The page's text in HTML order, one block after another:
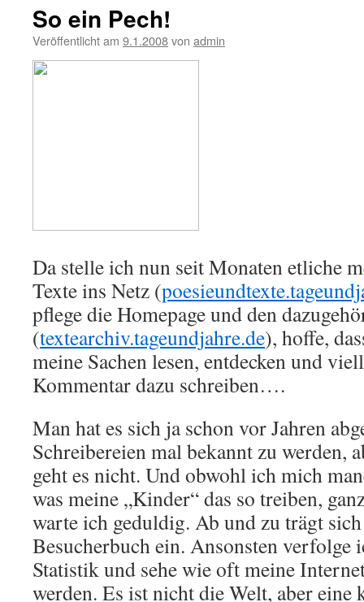
So ein Pech!
Veröffentlicht am 9.1.2008von admin
Da stelle ich nun seit Monaten etliche
Texte ins Netz (
pflege die Homepage und den
(textearchiv.tageundjahre.de), hoffe,
meine Sachen lesen, entdecken und
Kommentar dazu schreiben….
Man hat es sich ja schon vor Jahren
Schreibereien mal bekannt zu werden,
geht es nicht. Und obwohl ich mich
was meine „Kinder“ das so treiben,
warte ich geduldig. Ab und zu trägt
Besucherbuch ein. Ansonsten verfolge
Statistik und sehe wie oft meine
werden. Es ist nicht die Welt, aber eine